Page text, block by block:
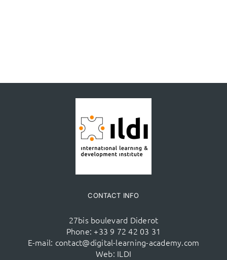
CONTACT INFO
27bis boulevard Diderot
Phone: +33 9 72 42 03 31
E-mail: contact@digital-learning-academy.com
Web: ILDI